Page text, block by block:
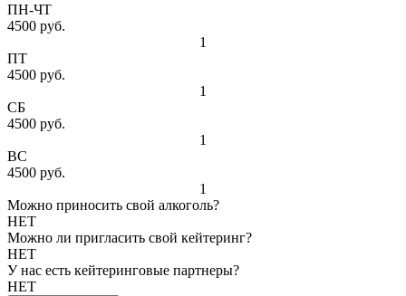
ПН-ЧТ
4500 руб.
1
ПТ
4500 руб.
1
СБ
4500 руб.
1
ВС
4500 руб.
1
Можно приносить свой алкоголь?
НЕТ
Можно ли пригласить свой кейтеринг?
НЕТ
У нас есть кейтеринговые партнеры?
НЕТ